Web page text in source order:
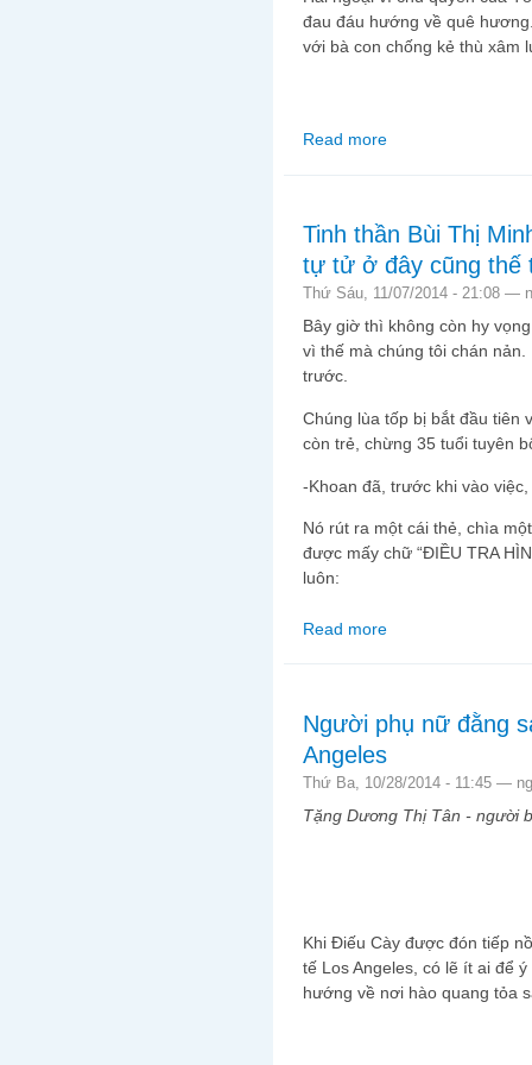
đau đáu hướng về quê
với bà con chống kẻ thù xâm
Read more
Tinh thần Bùi Thị
tự tử ở đây cũng thế
Thứ Sáu, 11/07/2014 - 21:08 —
Bây giờ thì không còn hy
vì thế mà chúng tôi chán
trước.
Chúng lùa tốp bị bắt đầu tiên
còn trẻ, chừng 35 tuổi tuyên
-Khoan đã, trước khi vào
Nó rút ra một cái thẻ, chìa
được mấy chữ “ĐIỀU TRA
luôn:
Read more
Người phụ nữ đằng
Angeles
Thứ Ba, 10/28/2014 - 11:45 —
Tặng Dương Thị Tân - người
Khi Điếu Cày được đón tiếp
tế Los Angeles, có lẽ ít ai để
hướng về nơi hào quang tỏa